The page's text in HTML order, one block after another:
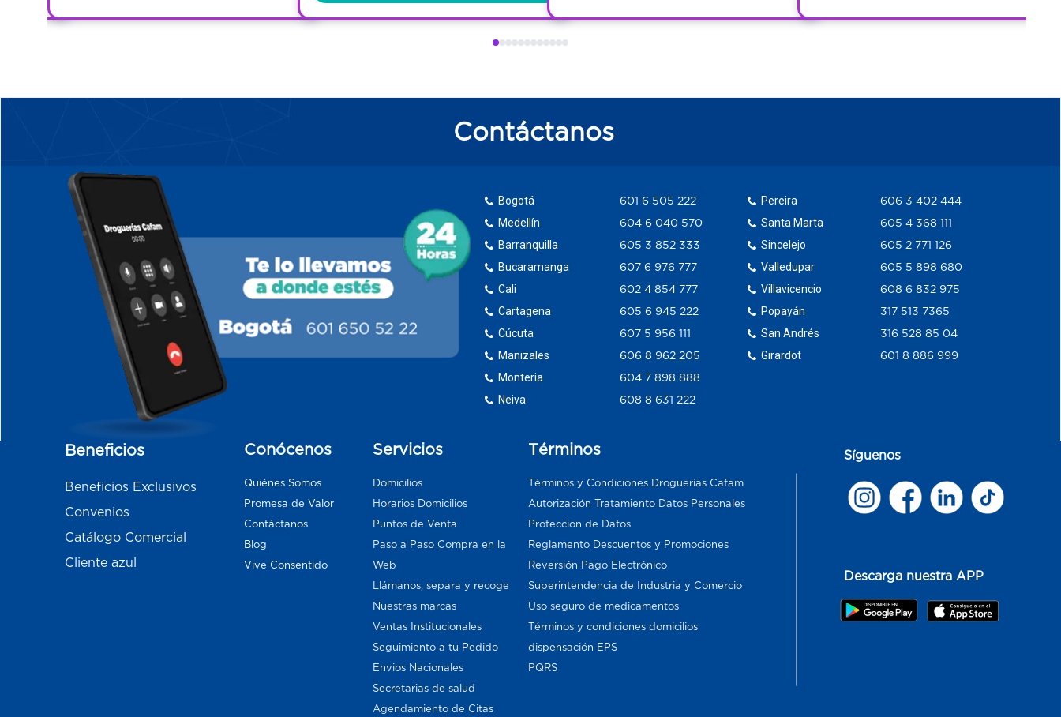
Contáctanos
Bogotá
Medellín
Barranquilla
Bucaramanga
Cali
Cartagena
Cúcuta
Manizales
Monteria
Neiva
601 6 505 222
604 6 040 570
605 3 852 333
607 6 976 777
602 4 854 777
605 6 945 222
607 5 956 111
606 8 962 205
604 7 898 888
608 8 631 222
Pereira
Santa Marta
Sincelejo
Valledupar
Villavicencio
Popayán
San Andrés
Girardot
606 3 402 444
605 4 368 111
605 2 771 126
605 5 898 680
608 6 832 975
317 513 7365
316 528 85 04
601 8 886 999
Beneficios
Beneficios Exclusivos
Convenios
Catálogo Comercial
Cliente azul
Conócenos
Quiénes Somos
Promesa de Valor
Contáctanos
Blog
Vive Consentido
Servicios
Domicilios
Horarios Domicilios
Puntos de Venta
Paso a Paso Compra en la
Web
Llámanos, separa y recoge
Nuestras marcas
Ventas Institucionales
Seguimiento a tu Pedido
Envios Nacionales
Secretarias de salud
Agendamiento de Citas
Términos
Términos y Condiciones Droguerías Cafam
Autorización Tratamiento Datos Personales
Proteccion de Datos
Reglamento Descuentos y Promociones
Reversión Pago Electrónico
Superintendencia de Industria y Comercio
Uso seguro de medicamentos
Términos y condiciones domicilios
dispensación EPS
PQRS
Síguenos
Descarga nuestra APP